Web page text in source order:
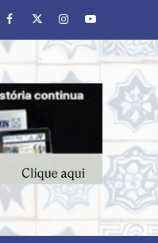
Facebook
TwitterInstagram
Youtube